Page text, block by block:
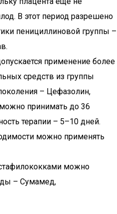
В этот период разрешено
пенициллиновой группы –
применение более
средств из группы
– Цефазолин,
принимать до 36
терапии – 5–10 дней.
можно применять
можно
– Сумамед,